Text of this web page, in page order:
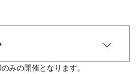
みの開催となります。